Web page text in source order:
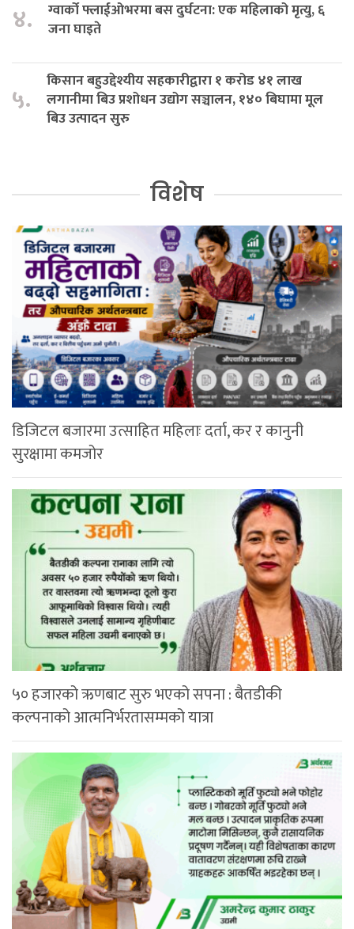
४.
ग्वार्को फ्लाईओभरमा बस दुर्घटना: एक महिलाको मृत्यु, ६
जना घाइते
५.
किसान बहुउद्देश्यीय सहकारीद्वारा १ करोड ४१ लाख
लगानीमा बिउ प्रशोधन उद्योग सञ्चालन, १४० बिघामा मूल
बिउ उत्पादन सुरु
विशेष
डिजिटल बजारमा उत्साहित महिलाः दर्ता, कर र कानुनी
सुरक्षामा कमजोर
५० हजारको ऋणबाट सुरु भएको सपना : बैतडीकी
कल्पनाको आत्मनिर्भरतासम्मको यात्रा